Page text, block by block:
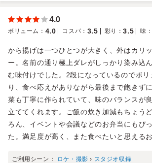
4.0
ボリューム ： 4.0 コスパ ： 3.5 彩り ：3.5 味 ：
から揚げは一つひとつが大きく、外はカリ
ー。名前の通り極上ダレがしっかり染み込
む味付けでした。2段になっているのでボリ
り、食べ応えがありながら最後まで飽きず
菜も丁寧に作られていて、味のバランスが
立ててくれます。ご飯の炊き加減もちょう
ろん、イベントや会議などのお弁当にもぴ
た。満足度が高く、また食べたいと思えるお
ご利用シーン： ロケ・撮影 › スタジオ収録